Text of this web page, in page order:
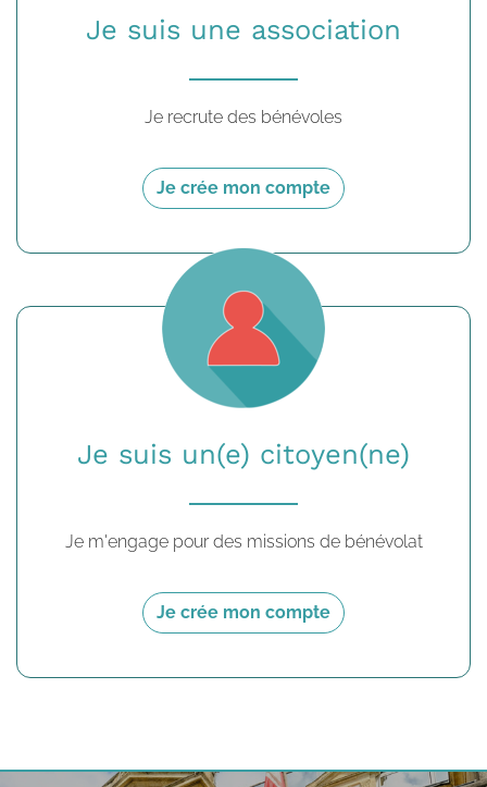
Je suis une association
Je recrute des bénévoles
Je crée mon compte
Je suis un(e) citoyen(ne)
Je m'engage pour des missions de bénévolat
Je crée mon compte